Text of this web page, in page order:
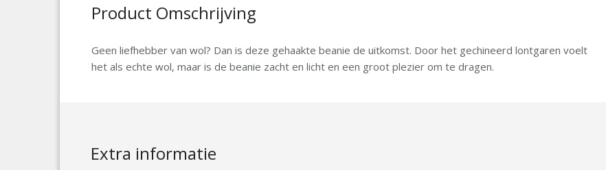
Product Omschrijving
Geen liefhebber van wol? Dan is deze gehaakte beanie de uitkomst. Door het gechineerd lontgaren voelt
het als echte wol, maar is de beanie zacht en licht en een groot plezier om te dragen.
Extra informatie